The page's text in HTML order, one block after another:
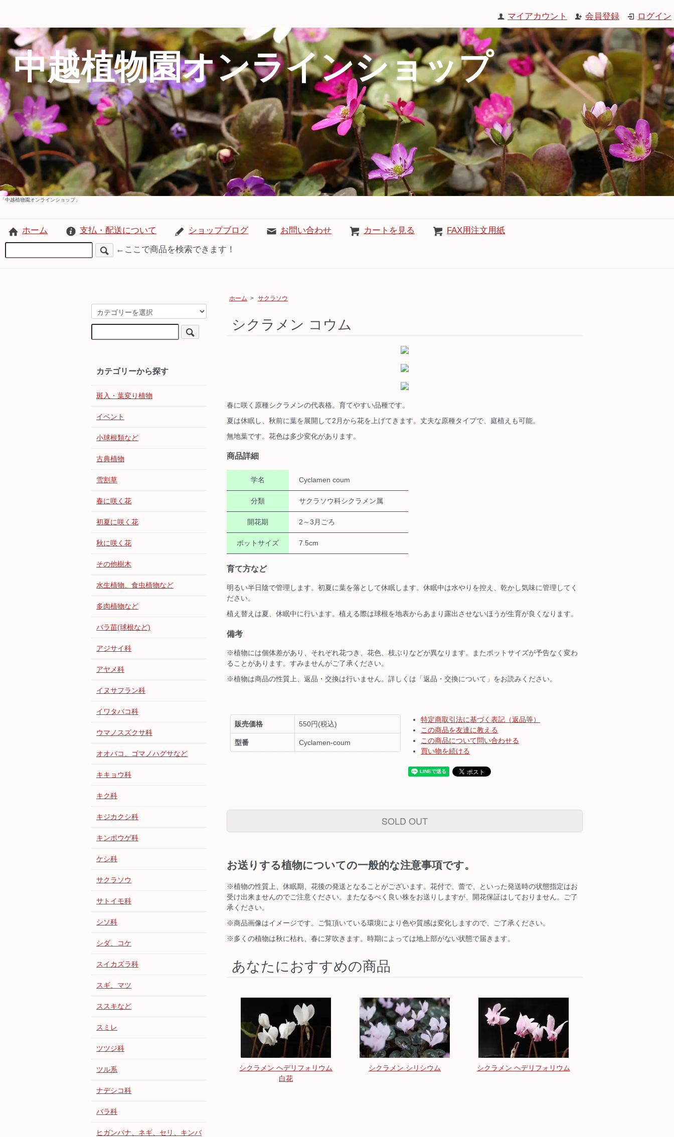
マイアカウント 会員登録 ログイン
中越植物園オンラインショップ
「中越植物園オンラインショップ」
ホーム 支払・配送について ショップブログ お問い合わせ カートを見る
FAX用注文用紙
←ここで商品を検索できます！
ホーム > サクラソウ
シクラメン コウム
春に咲く原種シクラメンの代表格。育てやすい品種です。
夏は休眠し、秋前に葉を展開して2月から花を上げてきます。丈夫な原種タイプで、庭植えも可能。
無地葉です。花色は多少変化があります。
商品詳細
学名 Cyclamen coum
分類 サクラソウ科シクラメン属
開花期 2～3月ごろ
ポットサイズ 7.5cm
育て方など
明るい半日陰で管理します。初夏に葉を落として休眠します。休眠中は水やりを控え、乾かし気味に管理してく
ださい。
植え替えは夏、休眠中に行います。植える際は球根を地表からあまり露出させないほうが生育が良くなります。
備考
※植物には個体差があり、それぞれ花つき、花色、枝ぶりなどが異なります。またポットサイズが予告なく変わ
ることがあります。すみませんがご了承ください。
※植物は商品の性質上、返品・交換は行いません。詳しくは「返品・交換について」をお読みください。
販売価格 550円(税込)
型番 Cyclamen-coum
特定商取引法に基づく表記（返品等）
この商品を友達に教える
この商品について問い合わせる
買い物を続ける
SOLD OUT
お送りする植物についての一般的な注意事項です。
※植物の性質上、休眠期、花後の発送となることがございます。花付で、蕾で、といった発送時の状態指定はお
受け出来ませんのでご注意ください。またなるべく良い株をお送りしますが、開花保証はしておりません。ご了
承ください。
※商品画像はイメージです。ご覧頂いている環境により色や質感は変化しますので、ご了承ください。
※多くの植物は秋に枯れ、春に芽吹きます。時期によっては地上部がない状態で届きます。
あなたにおすすめの商品
シクラメン ヘデリフォリウム
白花
シクラメン シリシウム シクラメン ヘデリフォリウム
カテゴリーから探す
斑入・葉変り植物
イベント
小球根類など
古典植物
雪割草
春に咲く花
初夏に咲く花
秋に咲く花
その他樹木
水生植物、食虫植物など
多肉植物など
バラ苗(球根など)
アジサイ科
アヤメ科
イヌサフラン科
イワタバコ科
ウマノスズクサ科
オオバコ、ゴマノハグサなど
キキョウ科
キク科
キジカクシ科
キンポウゲ科
ケシ科
サクラソウ
サトイモ科
シソ科
シダ、コケ
スイカズラ科
スギ、マツ
ススキなど
スミレ
ツツジ科
ツル系
ナデシコ科
バラ科
ヒガンバナ、ネギ、セリ、キンバ